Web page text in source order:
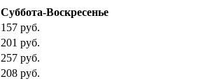
Суббота-Воскресенье
157 руб.
201 руб.
257 руб.
208 руб.